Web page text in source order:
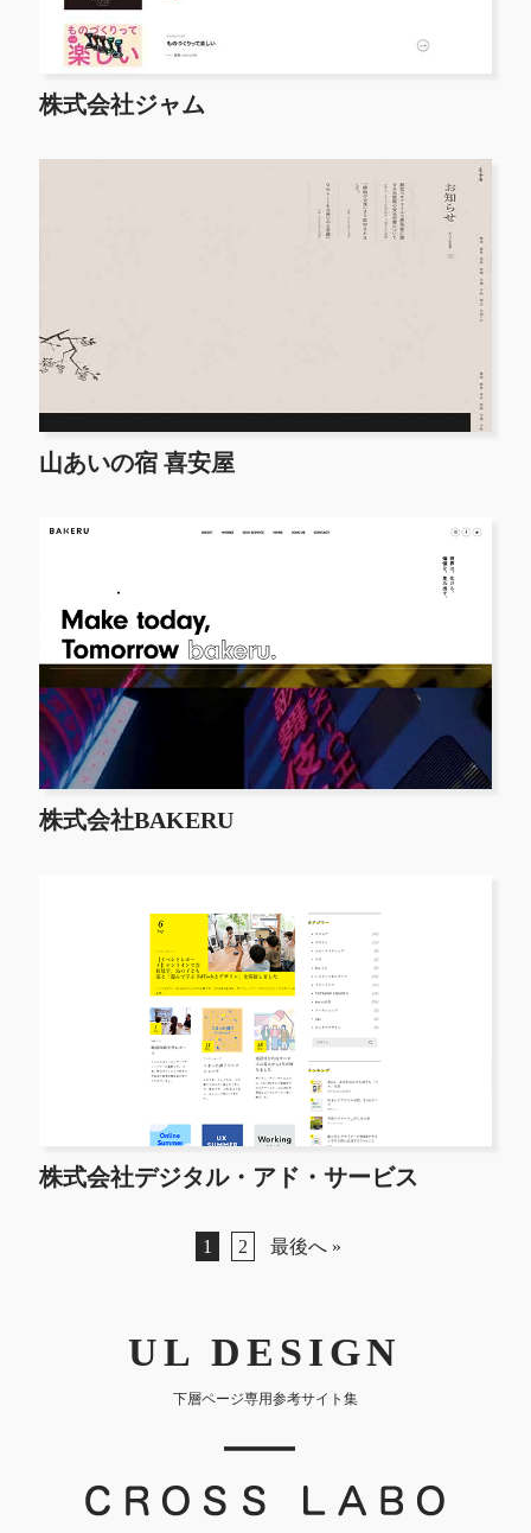
株式会社ジャム
山あいの宿 喜安屋
株式会社BAKERU
株式会社デジタル・アド・サービス
1 2 最後へ »
UL DESIGN
下層ページ専用参考サイト集
｜